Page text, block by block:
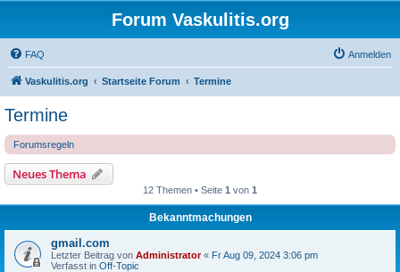
Forum Vaskulitis.org
FAQ Anmelden
Vaskulitis.org Startseite Forum Termine
Termine
Forumsregeln
Neues Thema
12 Themen • Seite 1 von 1
Bekanntmachungen
gmail.com
Letzter Beitrag von Administrator« Fr Aug 09, 2024 3:06 pm
Verfasst in Off-Topic